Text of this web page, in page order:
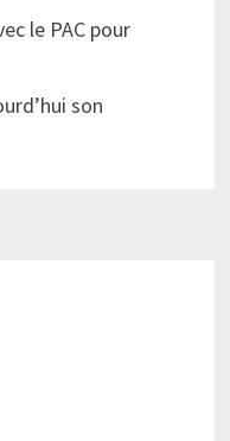
le PAC pour
son